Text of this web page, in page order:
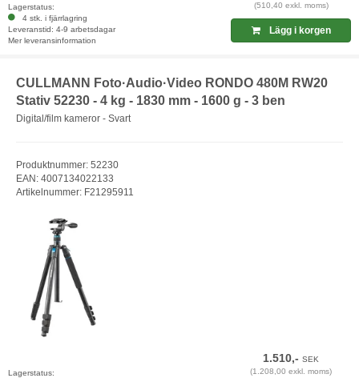
Lagerstatus:
4 stk. i fjärrlagring
Leveranstid: 4-9 arbetsdagar
Mer leveransinformation
(510,40 exkl. moms)
Lägg i korgen
CULLMANN Foto·Audio·Video RONDO 480M RW20
Stativ 52230 - 4 kg - 1830 mm - 1600 g - 3 ben
Digital/film kameror - Svart
Produktnummer: 52230
EAN: 4007134022133
Artikelnummer: F21295911
Lagerstatus:
1.510,-SEK
(1.208,00 exkl. moms)